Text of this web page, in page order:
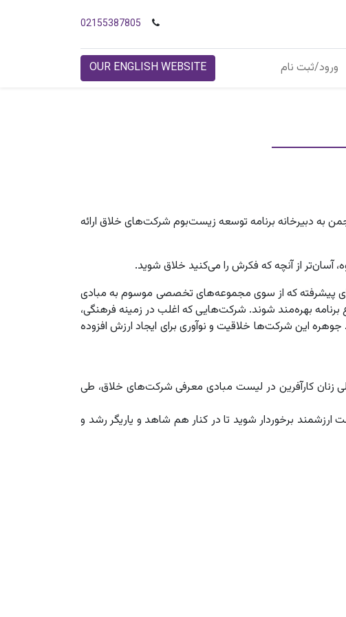
02155387805
ورود/ثبت نام OUR ENGLISH WEBSITE
به دبیرخانه برنامه توسعه زیست‌بوم شرکت‌های خلاق ارائه
آسان‌تر از آنچه که فکرش را می‌کنید خلاق شوید.
پیشرفته که از سوی مجموعه‌های تخصصی موسوم به مبادی
بهره‌مند شوند. شرکت‌هایی که اغلب در زمینه فرهنگی،
این شرکت‌ها خلاقیت و نوآوری برای ایجاد ارزش افزوده
زنان کارآفرین در لیست مبادی معرفی شرکت‌های خلاق، طی
برخوردار شوید تا در کنار هم شاهد و یاریگر رشد و